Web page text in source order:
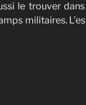
le trouver
militaires.